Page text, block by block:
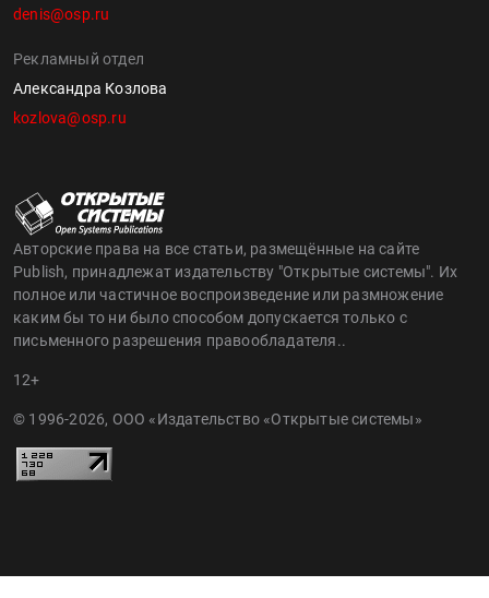
denis@osp.ru
Рекламный отдел
Александра Козлова
kozlova@osp.ru
Авторские права на все статьи, размещённые на сайте
Publish, принадлежат издательству "Открытые системы". Их
полное или частичное воспроизведение или размножение
каким бы то ни было способом допускается только с
письменного разрешения правообладателя..
12+
© 1996-2026, ООО «Издательство «Открытые системы»